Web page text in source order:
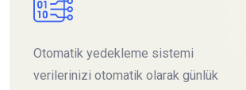
Otomatik yedekleme sistemi
verilerinizi otomatik olarak günlük